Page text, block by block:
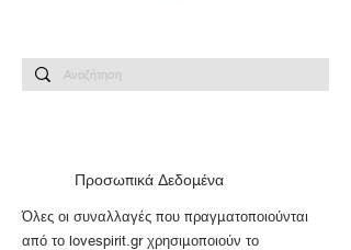
Προσωπικά Δεδομένα
Όλες οι συναλλαγές που πραγματοποιούνται
από το lovespirit.gr χρησιμοποιούν το